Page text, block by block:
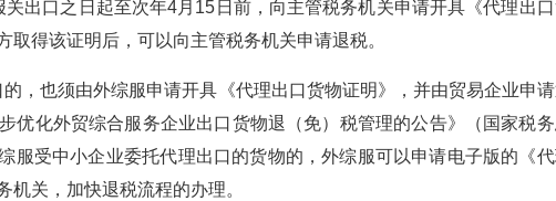
出口之日起至次年4月15日前，向主管税务机关申请开具《代理出
得该证明后，可以向主管税务机关申请退税。
，也须由外综服申请开具《代理出口货物证明》，并由贸易企业申请
优化外贸综合服务企业出口货物退（免）税管理的公告》（国家税务
服受中小企业委托代理出口的货物的，外综服可以申请电子版的《
关，加快退税流程的办理。